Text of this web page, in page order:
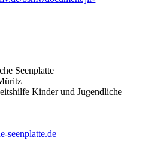
Seenplatte
Kinder und Jugendliche
seenplatte.de